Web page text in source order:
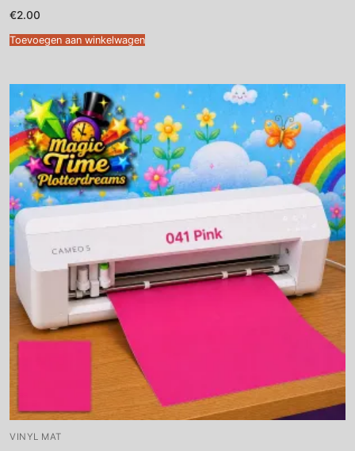
€2.00
Toevoegen aan winkelwagen
VINYL MAT